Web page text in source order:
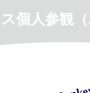
個人参観